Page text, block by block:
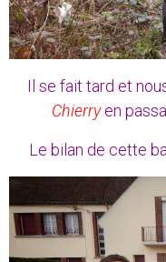
Il se fait tard et
Chierry en
Le bilan de cette